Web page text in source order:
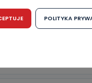
możliwość
danych osobowych jest
POLITYKA
a nie poleceń z góry